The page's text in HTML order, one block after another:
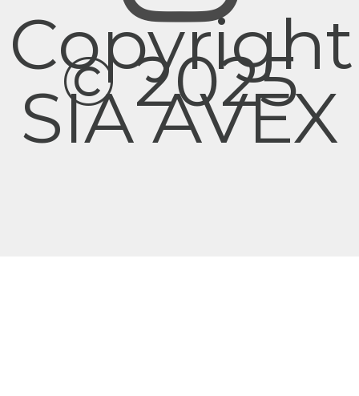
Copyright
© 2025
SIA AVEX